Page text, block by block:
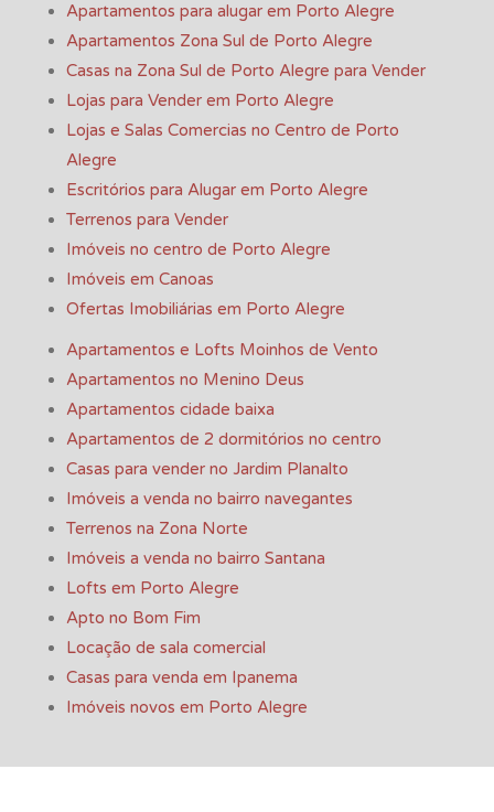
Apartamentos para alugar em Porto Alegre
Apartamentos Zona Sul de Porto Alegre
Casas na Zona Sul de Porto Alegre para Vender
Lojas para Vender em Porto Alegre
Lojas e Salas Comercias no Centro de Porto
Alegre
Escritórios para Alugar em Porto Alegre
Terrenos para Vender
Imóveis no centro de Porto Alegre
Imóveis em Canoas
Ofertas Imobiliárias em Porto Alegre
Apartamentos e Lofts Moinhos de Vento
Apartamentos no Menino Deus
Apartamentos cidade baixa
Apartamentos de 2 dormitórios no centro
Casas para vender no Jardim Planalto
Imóveis a venda no bairro navegantes
Terrenos na Zona Norte
Imóveis a venda no bairro Santana
Lofts em Porto Alegre
Apto no Bom Fim
Locação de sala comercial
Casas para venda em Ipanema
Imóveis novos em Porto Alegre